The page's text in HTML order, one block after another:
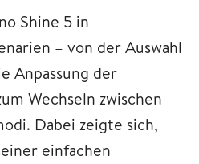
Shine 5 in
– von der Auswahl
Anpassung der
Wechseln zwischen
Dabei zeigte sich,
einfachen